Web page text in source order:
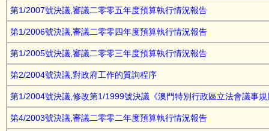
第1/2007號決議,審議二零零五年度預算執行情況報告
第1/2006號決議,審議二零零四年度預算執行情況報告
第1/2005號決議,審議二零零三年度預算執行情況報告
第2/2004號決議,對政府工作的質詢程序
第1/2004號決議,修改第1/1999號決議《澳門特別行政區立法會議事規
第4/2003號決議,審議二零零二年度預算執行情況報告